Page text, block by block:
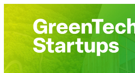
springen